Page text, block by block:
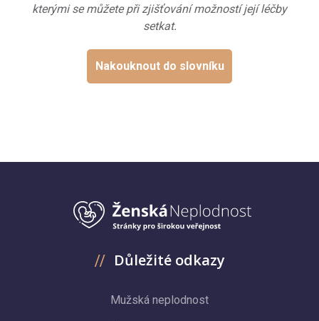
kterými se můžete při zjišťování možností její léčby
setkat.
Nakouknout do slovníku
Důležité odkazy
Mužská neplodnost